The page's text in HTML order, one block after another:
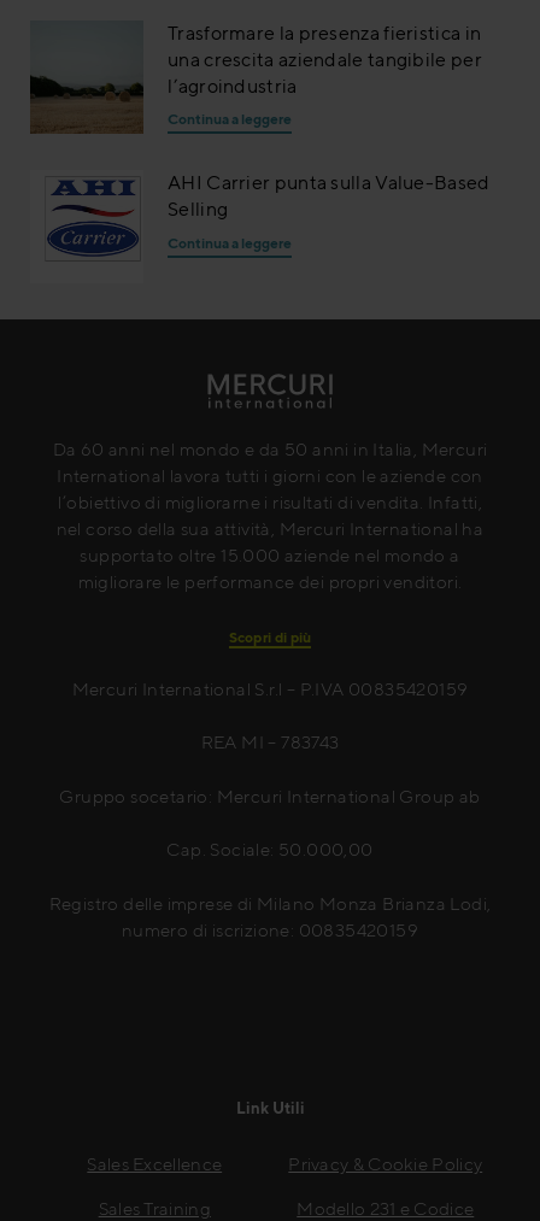
Trasformare la presenza fieristica in
una crescita aziendale tangibile per
l’agroindustria
Continua a leggere
AHI Carrier punta sulla Value-Based
Selling
Continua a leggere
Da 60 anni nel mondo e da 50 anni in Italia, Mercuri
International lavora tutti i giorni con le aziende con
l’obiettivo di migliorarne i risultati di vendita. Infatti,
nel corso della sua attività, Mercuri International ha
supportato oltre 15.000 aziende nel mondo a
migliorare le performance dei propri venditori.
Scopri di più
Mercuri International S.r.l – P.IVA 00835420159
REA MI – 783743
Gruppo socetario: Mercuri International Group ab
Cap. Sociale: 50.000,00
Registro delle imprese di Milano Monza Brianza Lodi,
numero di iscrizione: 00835420159
Link Utili
Sales Excellence
Sales Training
Privacy & Cookie Policy
Modello 231 e Codice